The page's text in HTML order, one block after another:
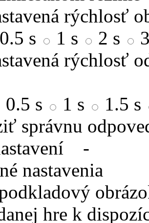
rýchlosť
0.5 s 1 s 2 s
rýchlosť
0.5 s 1 s
1.5 s
správnu
-
nastavenia
hre k